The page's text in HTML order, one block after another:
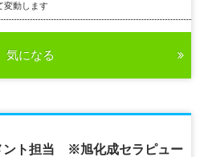
変動します
気になる
ント担当 ※旭化成セラピュー